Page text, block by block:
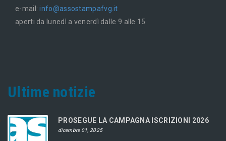
e-mail:info@assostampafvg.it
aperti da lunedì a venerdì dalle 9 alle 15
Ultime notizie
PROSEGUE LA CAMPAGNA ISCRIZIONI 2026
dicembre 01, 2025